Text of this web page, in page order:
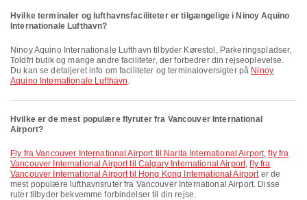
Hvilke terminaler og lufthavnsfaciliteter er tilgængelige i Ninoy Aquino
Internationale Lufthavn?
Ninoy Aquino Internationale Lufthavn tilbyder Kørestol, Parkeringspladser,
Toldfri butik og mange andre faciliteter, der forbedrer din rejseoplevelse.
Du kan se detaljeret info om faciliteter og terminaloversigter på Ninoy
Aquino Internationale Lufthavn.
Hvilke er de mest populære flyruter fra Vancouver International
Airport?
fly fra Vancouver International Airport til Narita International Airport,fly fra
Vancouver International Airport til Calgary International Airport,fly fra
Vancouver International Airport til Hong Kong International Airporter de
mest populære lufthavnsruter fra Vancouver International Airport. Disse
ruter tilbyder bekvemme forbindelser til din rejse.